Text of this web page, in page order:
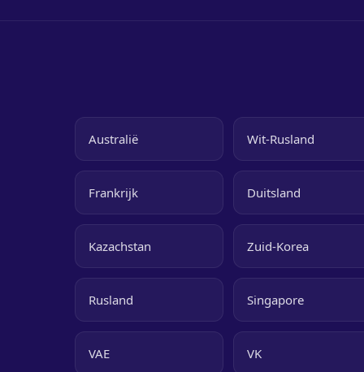
Australië Wit-Rusland
Frankrijk Duitsland
Kazachstan Zuid-Korea
Rusland Singapore
VAE VK